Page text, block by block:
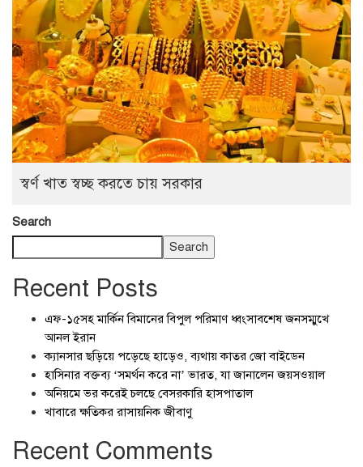
স্বর্ণ খাত স্বচ্ছ করতে চায় সরকার
Search
Search
Recent Posts
এফ-১৫সহ মার্কিন বিমানের বিপুল পরিমাণ ধ্বংসাবশেষ জনসম্মুখে
আনল ইরান
ক্যানসার ছড়িয়ে পড়েছে হাড়েও, ব্যথায় কাতর জো বাইডেন
হাসিনার বক্তব্য ‘সমর্থন করে না’ ভারত, যা জানালেন জয়সওয়াল
অনিয়মে ভর করেই চলছে বেসরকারি হাসপাতাল
খাবারে ক্ষতিকর রাসায়নিক জীবাণু
Recent Comments